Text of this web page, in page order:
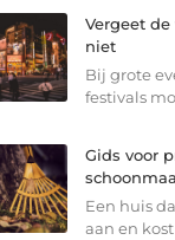
Vergeet
niet
Bij grote
festivals
Gids voor
Een huis
aan en